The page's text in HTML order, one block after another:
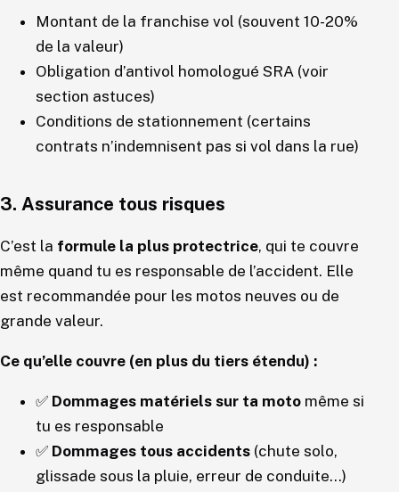
Montant de la franchise vol (souvent 10-20%
de la valeur)
Obligation d’antivol homologué SRA (voir
section astuces)
Conditions de stationnement (certains
contrats n’indemnisent pas si vol dans la rue)
3. Assurance tous risques
C’est la formule la plus protectrice, qui te couvre
même quand tu es responsable de l’accident. Elle
est recommandée pour les motos neuves ou de
grande valeur.
Ce qu’elle couvre (en plus du tiers étendu) :
✅ Dommages matériels sur ta moto même si
tu es responsable
✅ Dommages tous accidents (chute solo,
glissade sous la pluie, erreur de conduite…)